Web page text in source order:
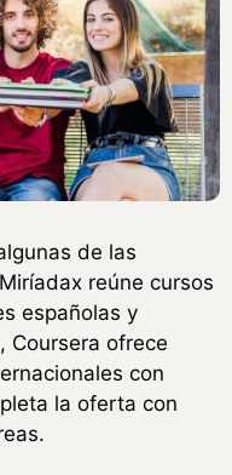
de las
reúne cursos
españolas y
Coursera ofrece
con
la oferta con